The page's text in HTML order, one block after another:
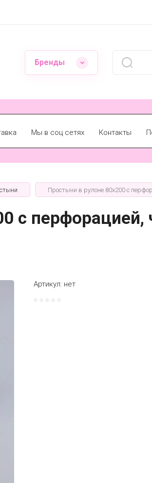
Бренды
Мы в соц сетях Контакты
Простыни в рулоне 80х200 с
с перфорацией,
Артикул: нет